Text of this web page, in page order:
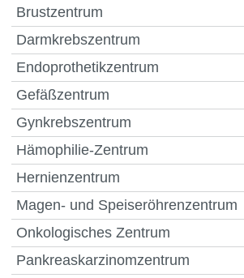
Brustzentrum
Darmkrebszentrum
Endoprothetikzentrum
Gefäßzentrum
Gynkrebszentrum
Hämophilie-Zentrum
Hernienzentrum
Magen- und Speiseröhrenzentrum
Onkologisches Zentrum
Pankreaskarzinomzentrum